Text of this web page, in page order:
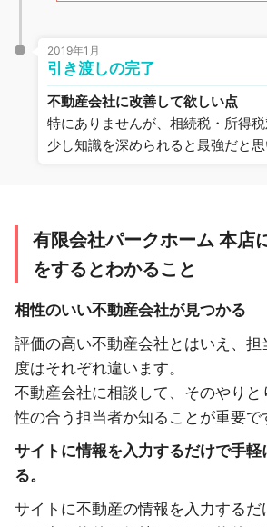
2019年1月
引き渡しの完了
不動産会社に改善して欲しい点
特にありませんが、相続税・所得
少し知識を深められると最強だと思
有限会社パークホーム 本店
をするとわかること
相性のいい不動産会社が見つかる
評価の高い不動産会社とはいえ、担
度はそれぞれ違います。
不動産会社に相談して、そのやりと
性の合う担当者か知ることが重要で
サイトに情報を入力するだけで手軽
る。
サイトに不動産の情報を入力するだ